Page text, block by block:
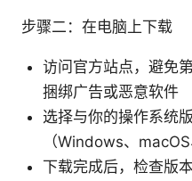
步骤二：在电脑上下载
访问官方站点，避免
捆绑广告或恶意软件
选择与你的操作系统
（Windows、
下载完成后，检查版